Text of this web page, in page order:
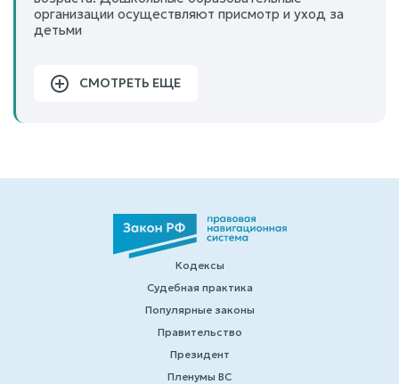
организации осуществляют присмотр и уход за
детьми
СМОТРЕТЬ ЕЩЕ
Кодексы
Судебная практика
Популярные законы
Правительство
Президент
Пленумы ВС